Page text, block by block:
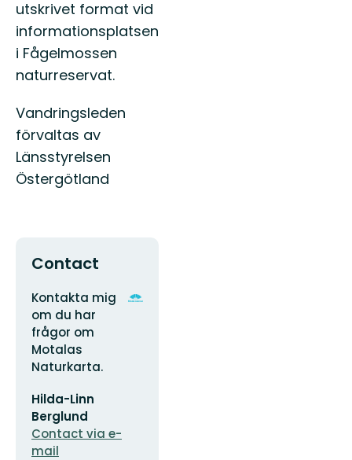
utskrivet format vid
informationsplatsen
i Fågelmossen
naturreservat.
Vandringsleden
förvaltas av
Länsstyrelsen
Östergötland
Contact
Adres
Kontakta mig
om du har
frågor om
Motalas
Naturkarta.
mailadres
Hilda-Linn
Berglund
Contact via e-
mail
Organisatie-